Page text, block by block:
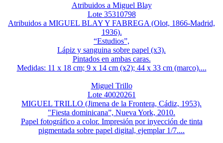
Atribuidos a Miguel Blay
Lote 35310798
Atribuidos a MIGUEL BLAY Y FABREGA (Olot, 1866-Madrid,
1936).
“Estudios”,
Lápiz y sanguina sobre papel (x3).
Pintados en ambas caras.
Medidas: 11 x 18 cm; 9 x 14 cm (x2); 44 x 33 cm (marco)....
Miguel Trillo
Lote 40020261
MIGUEL TRILLO (Jimena de la Frontera, Cádiz, 1953).
"Fiesta dominicana”, Nueva York, 2010.
Papel fotográfico a color. Impresión por inyección de tinta
pigmentada sobre papel digital, ejemplar 1/7....